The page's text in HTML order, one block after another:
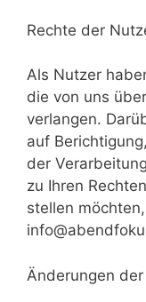
Rechte der
Als Nutzer
die von uns
verlangen.
auf
der
zu Ihren
stellen
Änderungen